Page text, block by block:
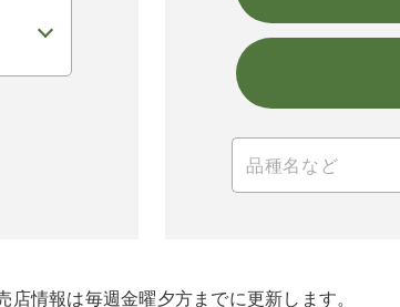
店情報は毎週金曜夕方までに更新します。